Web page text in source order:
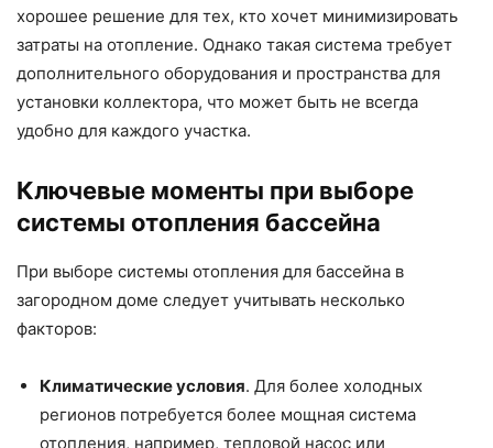
хорошее решение для тех, кто хочет минимизировать
затраты на отопление. Однако такая система требует
дополнительного оборудования и пространства для
установки коллектора, что может быть не всегда
удобно для каждого участка.
Ключевые моменты при выборе
системы отопления бассейна
При выборе системы отопления для бассейна в
загородном доме следует учитывать несколько
факторов:
Климатические условия. Для более холодных
регионов потребуется более мощная система
отопления, например, тепловой насос или